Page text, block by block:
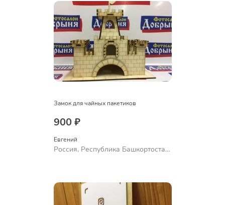
Замок для чайных пакетиков
900 ₽
Евгений
Россия, Республика Башкортостан,